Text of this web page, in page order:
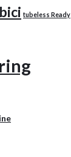
tubeless Ready